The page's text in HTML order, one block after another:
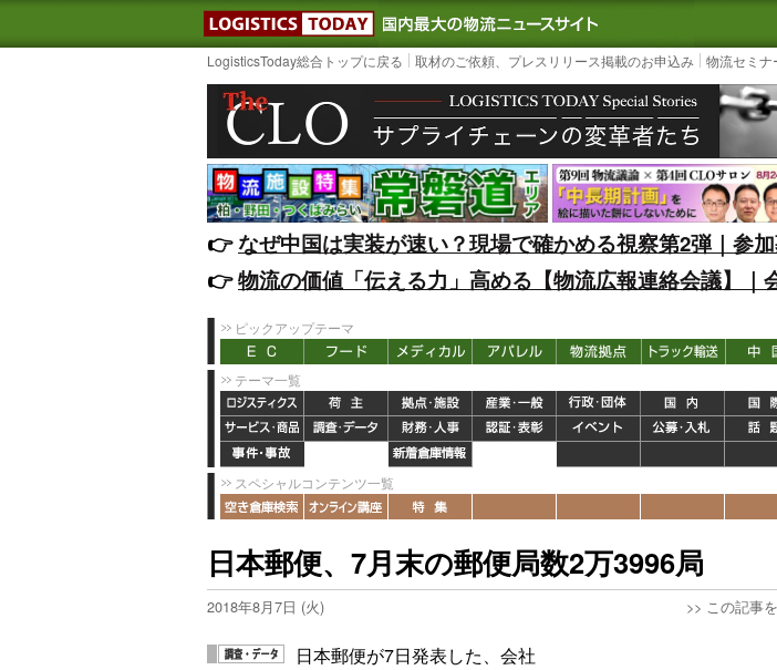
LOGISTICS TODAY｜国内最大の物流ニュースサイ
3PL,
LogisticsToday総合トップに戻る 取材のご依頼、プレスリリース掲載のお申込み 物流セミナ
👉️なぜ中国は実装が速い？現場で確かめる視察第2弾｜参
👉️物流の価値「伝える力」高める【物流広報連絡会議】｜
ピックアップテーマ
テーマ一覧
スペシャルコンテンツ一覧
日本郵便、7月末の郵便局数2万3996局
2018年8月7日 (火) >> この記事
日本郵便が7日発表した、会社